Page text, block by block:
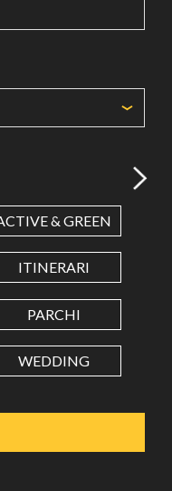
as decimal separator.
& GREEN
ITINERARI
PARCHI
WEDDING